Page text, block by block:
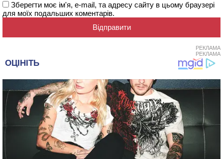
Зберегти моє ім'я, e-mail, та адресу сайту в цьому браузері
для моїх подальших коментарів.
РЕКЛАМА
РЕКЛАМА